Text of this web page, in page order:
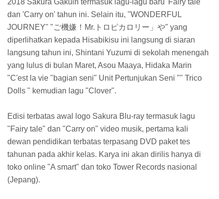
2018 Sakura Gakuin termasuk lagu-lagu baru 'Fairy tale'
dan 'Carry on' tahun ini. Selain itu, "WONDERFUL
JOURNEY" "ご機嫌！Mr.トロピカロリー」や" yang
diperlihatkan kepada Hisabikisu ini langsung di siaran
langsung tahun ini, Shintani Yuzumi di sekolah menengah
yang lulus di bulan Maret, Asou Maaya, Hidaka Marin
"C'est la vie "bagian seni" Unit Pertunjukan Seni "" Trico
Dolls " kemudian lagu "Clover".
Edisi terbatas awal logo Sakura Blu-ray termasuk lagu
"Fairy tale" dan "Carry on" video musik, pertama kali
dewan pendidikan terbatas terpasang DVD paket tes
tahunan pada akhir kelas. Karya ini akan dirilis hanya di
toko online "A smart" dan toko Tower Records nasional
(Jepang).